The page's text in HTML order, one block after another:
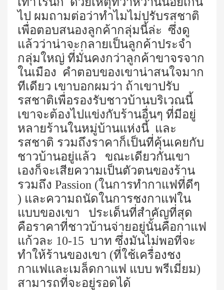
ไป ผมถามต่อว่าทำไมไม่ปรับรสชาติ
เพื่อตอบสนองลูกค้ากลุ่มนี้ล่ะ ซึ่งดู
แล้วว่าน่าจะกลายเป็นลูกค้าประจำ
กลุ่มใหญ่ ที่มั่นคงกว่าลูกค้าขาจรจาก
ในเมือง คำตอบของเขาน่าสนใจมาก
ทีเดียว เขาบอกผมว่า ถ้าเขาปรับ
รสชาติเพื่อรองรับชาวบ้านบริเวณนี้
เขาจะต้องไปแข่งกับร้านอื่นๆ ที่มีอยู่
หลายร้านในหมู่บ้านแห่งนี้ และ
รสชาติ รวมถึงราคาก็เป็นที่คุ้นเคยกับ
ชาวบ้านอยู่แล้ว
ขณะเดียวกันเขา
เองก็จะเสียความเป็นตัวตนของร้าน
รวมถึง Passion (ในการทำกาแฟที่ดีๆ
) และความถนัดในการชงกาแฟใน
แบบของเขา ประเด็นที่สำคัญที่สุด
คือราคาที่ชาวบ้านจ่ายอยู่นั้นคือกาแฟ
แก้วละ 10-15 บาท ซึ่งมันไม่พอที่จะ
ทำให้ร้านของเขา (ที่ใช้เครื่องชง
กาแฟและเมล็ดกาแฟ แบบ พรีเมี่ยม)
สามารถที่จะอยู่รอดได้